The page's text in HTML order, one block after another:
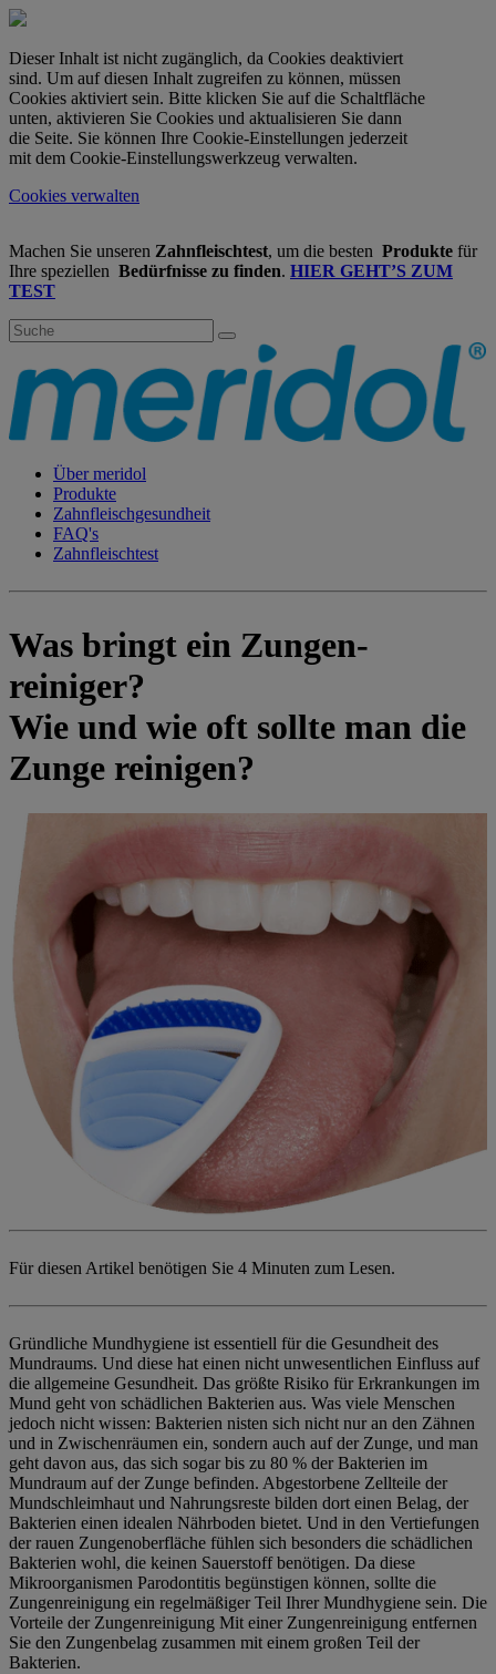
Dieser Inhalt ist nicht zugänglich, da Cookies deaktiviert
sind. Um auf diesen Inhalt zugreifen zu können, müssen
Cookies aktiviert sein. Bitte klicken Sie auf die Schaltfläche
unten, aktivieren Sie Cookies und aktualisieren Sie dann
die Seite. Sie können Ihre Cookie-Einstellungen jederzeit
mit dem Cookie-Einstellungswerkzeug verwalten.
Cookies verwalten
Machen Sie unseren Zahnfleischtest, um die besten Produkte für
Ihre speziellen Bedürfnisse zu finden. HIER GEHT’S ZUM
TEST
Über meridol
Produkte
Zahnfleischgesundheit
FAQ's
Zahnfleischtest
Was bringt ein Zungen-
reiniger?
Wie und wie oft sollte man die
Zunge reinigen?
Für diesen Artikel benötigen Sie 4 Minuten zum Lesen.
Gründliche Mundhygiene ist essentiell für die Gesundheit des
Mundraums. Und diese hat einen nicht unwesentlichen Einfluss auf
die allgemeine Gesundheit. Das größte Risiko für Erkrankungen im
Mund geht von schädlichen Bakterien aus. Was viele Menschen
jedoch nicht wissen: Bakterien nisten sich nicht nur an den Zähnen
und in Zwischenräumen ein, sondern auch auf der Zunge, und man
geht davon aus, das sich sogar bis zu 80 % der Bakterien im
Mundraum auf der Zunge befinden. Abgestorbene Zellteile der
Mundschleimhaut und Nahrungsreste bilden dort einen Belag, der
Bakterien einen idealen Nährboden bietet. Und in den Vertiefungen
der rauen Zungenoberfläche fühlen sich besonders die schädlichen
Bakterien wohl, die keinen Sauerstoff benötigen. Da diese
Mikroorganismen Parodontitis begünstigen können, sollte die
Zungenreinigung ein regelmäßiger Teil Ihrer Mundhygiene sein. Die
Vorteile der Zungenreinigung Mit einer Zungenreinigung entfernen
Sie den Zungenbelag zusammen mit einem großen Teil der
Bakterien.